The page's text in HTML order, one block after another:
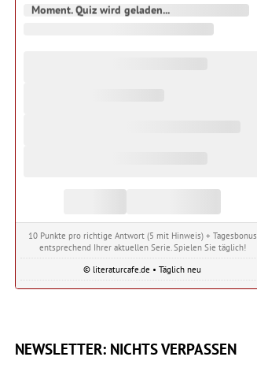
Moment. Quiz wird geladen...
10 Punkte pro richtige Antwort (5 mit Hinweis) + Tagesbonus
entsprechend Ihrer aktuellen Serie. Spielen Sie täglich!
© literaturcafe.de • Täglich neu
NEWSLETTER: NICHTS VERPASSEN